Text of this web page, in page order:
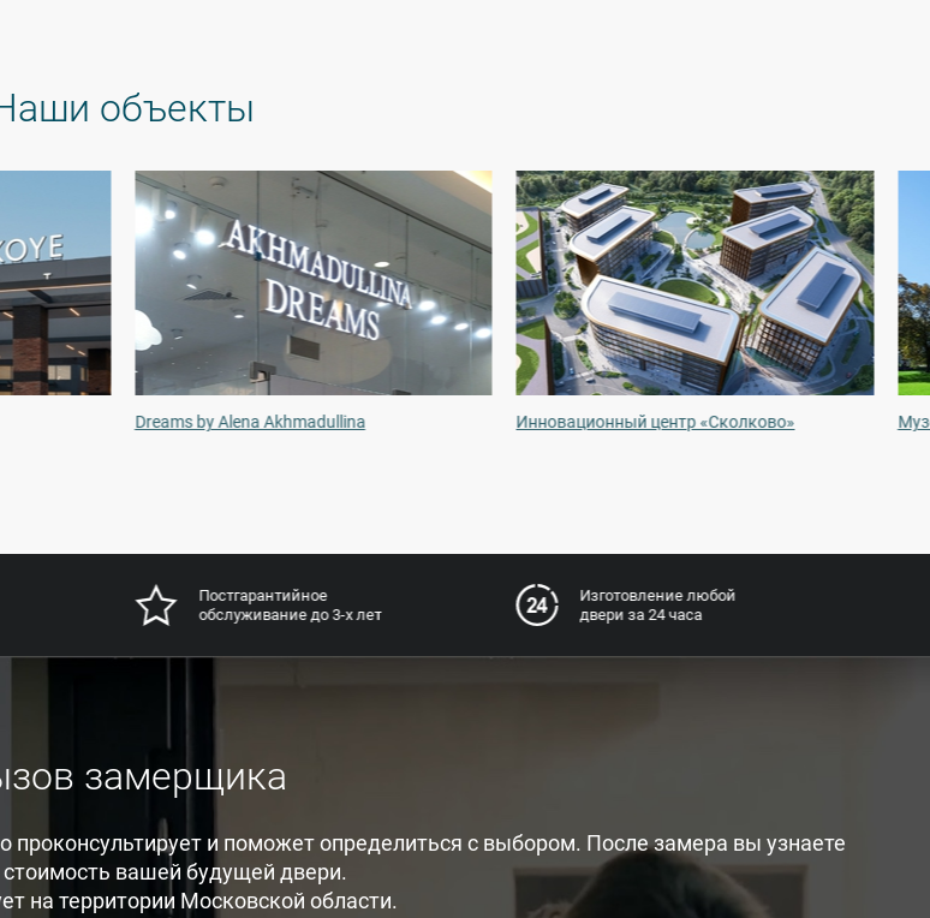
объекты
Dreams by Alena Akhmadullina Инновационный центр «Сколково»
Постгарантийное
обслуживание до 3-х лет
Изготовление любой
двери за 24 часа
замерщика
проконсультирует и поможет определиться с выбором. После замера вы узнаете
вашей будущей двери.
на территории Московской области.